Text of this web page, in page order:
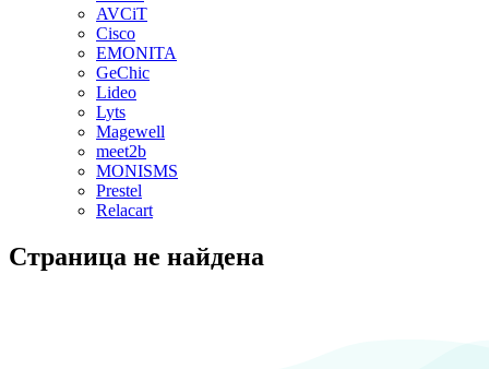
AVCiT
Cisco
EMONITA
GeChic
Lideo
Lyts
Magewell
meet2b
MONISMS
Prestel
Relacart
Страница не найдена